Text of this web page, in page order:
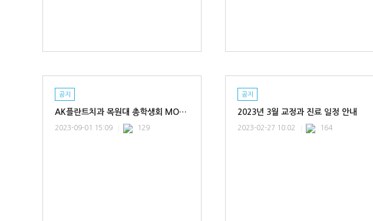
공지
AK플란트치과 목원대 총학생회 MOU 협약체결
2023-09-01 15:09 129
공지
2023년 3월 교정과 진료 일정 안내
2023-02-27 10:02 164